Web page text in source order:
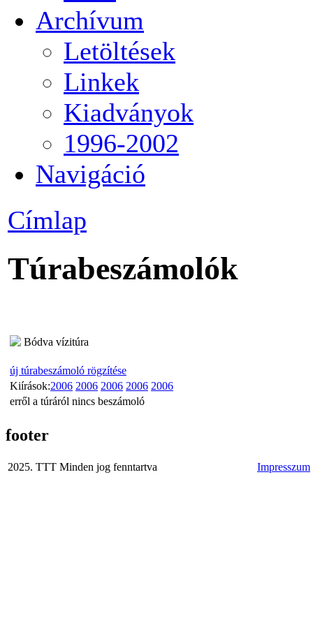
Archívum
Letöltések
Linkek
Kiadványok
1996-2002
Navigáció
Címlap
Túrabeszámolók
Bódva vízitúra
új túrabeszámoló rögzítése
Kiírások:2006 2006 2006 2006 2006
erről a túráról nincs beszámoló
footer
2025. TTT Minden jog fenntartva Impresszum